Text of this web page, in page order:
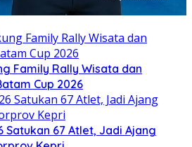
Family Rally Wisata dan
Cup 2026
Satukan 67 Atlet, Jadi Ajang